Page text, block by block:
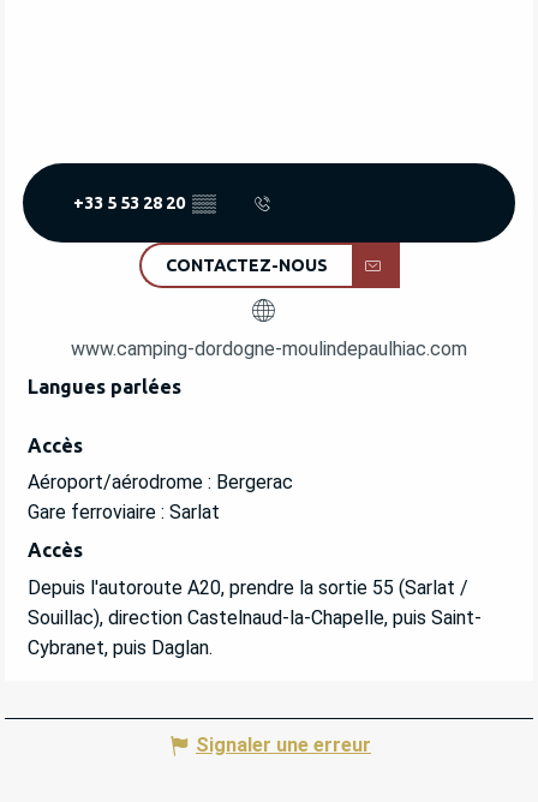
+33 5 53 28 20 ▒▒
CONTACTEZ-NOUS
www.camping-dordogne-moulindepaulhiac.com
Langues parlées
Langues parlées
Accès
Accès
Aéroport/aérodrome : Bergerac
Gare ferroviaire : Sarlat
Accès
Accès
Depuis l'autoroute A20, prendre la sortie 55 (Sarlat /
Souillac), direction Castelnaud-la-Chapelle, puis Saint-
Cybranet, puis Daglan.
Signaler une erreur